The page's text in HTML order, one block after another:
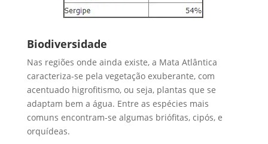
Biodiversidade
Nas regiões onde ainda existe, a Mata Atlântica
caracteriza-se pela vegetação exuberante, com
acentuado higrofitismo, ou seja, plantas que se
adaptam bem a água. Entre as espécies mais
comuns encontram-se algumas briófitas, cipós, e
orquídeas.